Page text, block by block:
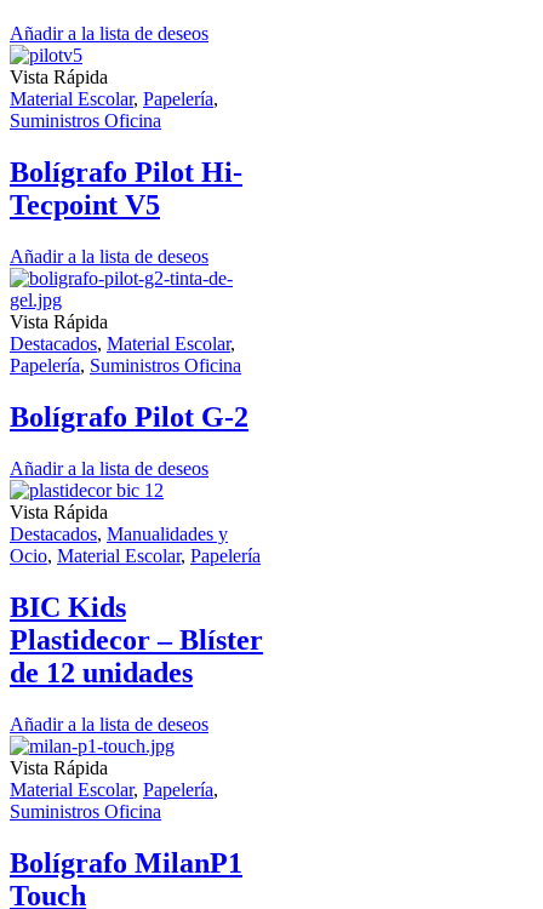
Añadir a la lista de deseos
Vista Rápida
Material Escolar, Papelería,
Suministros Oficina
Bolígrafo Pilot Hi-
Tecpoint V5
Añadir a la lista de deseos
Vista Rápida
Destacados, Material Escolar,
Papelería, Suministros Oficina
Bolígrafo Pilot G-2
Añadir a la lista de deseos
Vista Rápida
Destacados, Manualidades y
Ocio, Material Escolar, Papelería
BIC Kids
Plastidecor – Blíster
de 12 unidades
Añadir a la lista de deseos
Vista Rápida
Material Escolar, Papelería,
Suministros Oficina
Bolígrafo MilanP1
Touch